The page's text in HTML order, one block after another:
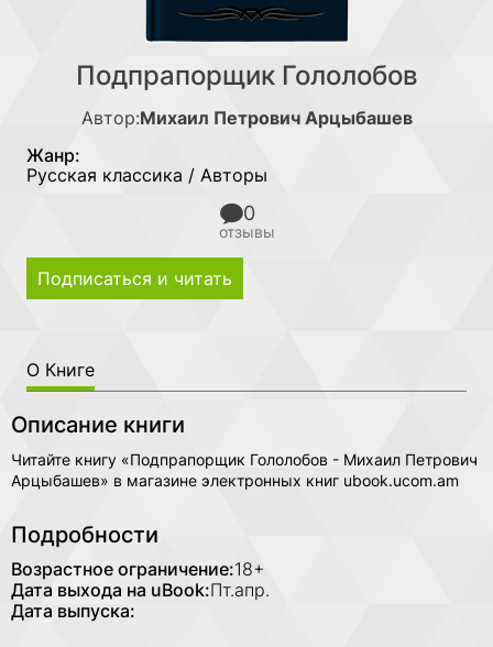
Подпрапорщик Гололобов
Автор:Михаил Петрович Арцыбашев
Жанр:
Русская классика / Авторы
0
отзывы
Подписаться и читать
О Книге
Описание книги
Читайте книгу «Подпрапорщик Гололобов - Михаил Петрович
Арцыбашев» в магазине электронных книг ubook.ucom.am
Подробности
Возрастное ограничение:18+
Дата выхода на uBook:Пт.апр.
Дата выпуска: